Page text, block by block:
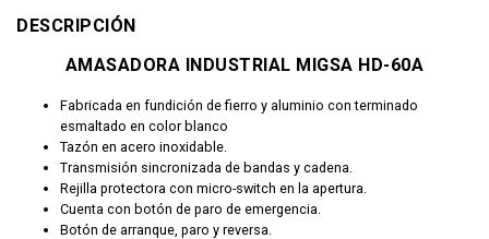
DESCRIPCIÓN
AMASADORA INDUSTRIAL MIGSA HD-60A
Fabricada en fundición de fierro y aluminio con terminado
esmaltado en color blanco
Tazón en acero inoxidable.
Transmisión sincronizada de bandas y cadena.
Rejilla protectora con micro-switch en la apertura.
Cuenta con botón de paro de emergencia.
Botón de arranque, paro y reversa.